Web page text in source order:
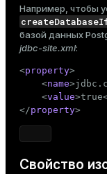
Например, чтобы
базой данных
jdbc-site.xml:
<property>
<name>
<value>true
</property>
Свойство